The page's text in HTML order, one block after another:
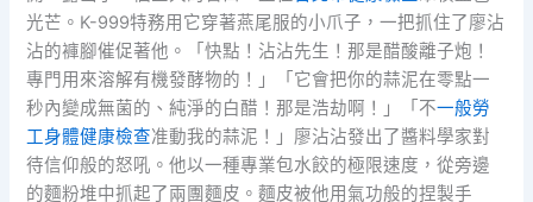
光芒。K-999特務用它穿著燕尾服的小爪子，一把抓住了廖沾
沾的褲腳催促著他。「快點！沾沾先生！那是醋酸離子炮！
專門用來溶解有機發酵物的！」「它會把你的蒜泥在零點一
秒內變成無菌的、純淨的白醋！那是浩劫啊！」「不一般勞
工身體健康檢查准動我的蒜泥！」廖沾沾發出了醬料學家對
待信仰般的怒吼。他以一種專業包水餃的極限速度，從旁邊
的麵粉堆中抓起了兩團麵皮。麵皮被他用氣功般的捏製手